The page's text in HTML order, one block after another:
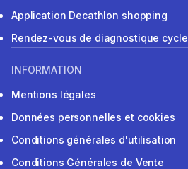
Application Decathlon shopping
Rendez-vous de diagnostique cycle
INFORMATION
Mentions légales
Données personnelles et cookies
Conditions générales d'utilisation
Conditions Générales de Vente